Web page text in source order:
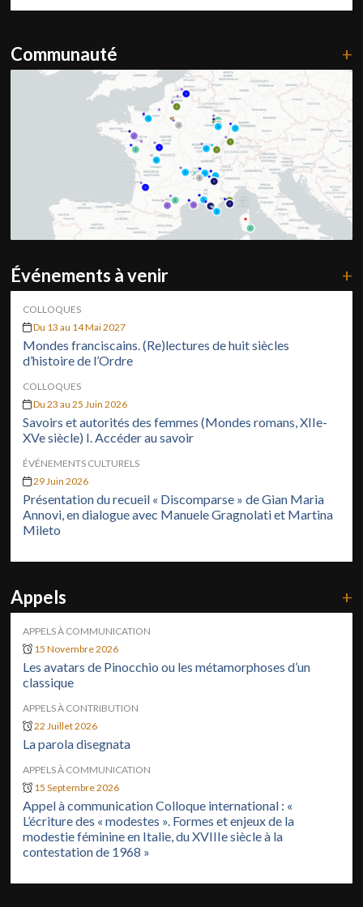
Communauté +
Événements à venir +
COLLOQUES
Du 13 au 14 Mai 2027
Mondes franciscains. (Re)lectures de huit siècles
d’histoire de l’Ordre
COLLOQUES
Du 23 au 25 Juin 2026
Savoirs et autorités des femmes (Mondes romans, XIIe-
XVe siècle) I. Accéder au savoir
ÉVÉNEMENTS CULTURELS
29 Juin 2026
Présentation du recueil « Discomparse » de Gian Maria
Annovi, en dialogue avec Manuele Gragnolati et Martina
Mileto
Appels +
APPELS À COMMUNICATION
15 Novembre 2026
Les avatars de Pinocchio ou les métamorphoses d’un
classique
APPELS À CONTRIBUTION
22 Juillet 2026
La parola disegnata
APPELS À COMMUNICATION
15 Septembre 2026
Appel à communication Colloque international : «
L’écriture des « modestes ». Formes et enjeux de la
modestie féminine en Italie, du XVIIIe siècle à la
contestation de 1968 »